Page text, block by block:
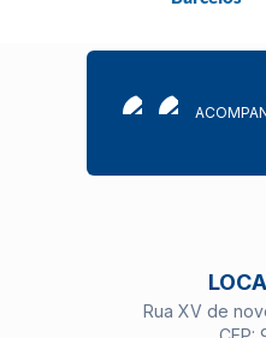
Rua XV de